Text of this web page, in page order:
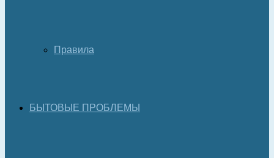
Правила
БЫТОВЫЕ ПРОБЛЕМЫ